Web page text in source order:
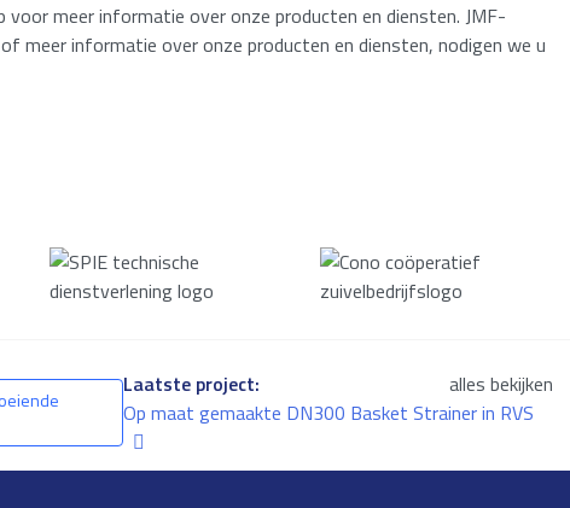
meer informatie over onze producten en diensten. JMF-
meer informatie over onze producten en diensten, nodigen we u
Laatste project:
alles bekijken
Op maat gemaakte DN300 Basket Strainer in RVS